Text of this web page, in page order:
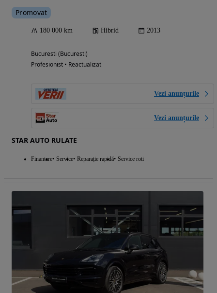
Promovat
180 000 km Hibrid 2013
Bucuresti (Bucuresti)
Profesionist • Reactualizat
Vezi anunțurile
Vezi anunțurile
STAR AUTO RULATE
Finantare Service Reparație rapidă Service roti